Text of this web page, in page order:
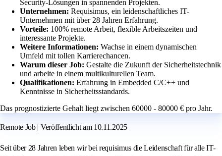
Security-Lösungen in spannenden Projekten.
Unternehmen: Requisimus, ein leidenschaftliches IT-
Unternehmen mit über 28 Jahren Erfahrung.
Vorteile: 100% remote Arbeit, flexible Arbeitszeiten und
interessante Projekte.
Weitere Informationen: Wachse in einem dynamischen
Umfeld mit tollen Karrierechancen.
Warum dieser Job: Gestalte die Zukunft der Sicherheitstechnik
und arbeite in einem multikulturellen Team.
Qualifikationen: Erfahrung in Embedded C/C++ und
Kenntnisse in Sicherheitsstandards.
Das prognostizierte Gehalt liegt zwischen 60000 - 80000 € pro Jahr.
Remote Job | Veröffentlicht am 10.11.2025
Seit über 28 Jahren leben wir bei requisimus die Leidenschaft für alle IT-